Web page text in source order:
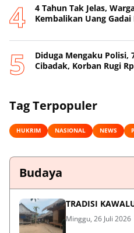
4 Tahun Tak Jelas,
Kembalikan Uang Gadai
Diduga Mengaku Polisi,
Cibadak, Korban Rugi
Tag Terpopuler
HUKRIM NASIONAL NEWS
Budaya
TRADISI
Minggu, 26 Juli 2026